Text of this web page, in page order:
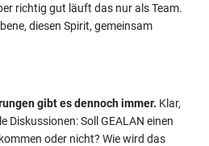
richtig gut läuft das nur als Team.
diesen Spirit, gemeinsam
gibt es dennoch immer. Klar,
Diskussionen: Soll GEALAN einen
oder nicht? Wie wird das